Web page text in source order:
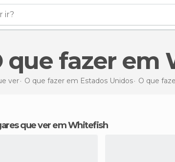
ir?
O que fazer
ver O que fazer em Estados Unidos O que
que ver em Whitefish